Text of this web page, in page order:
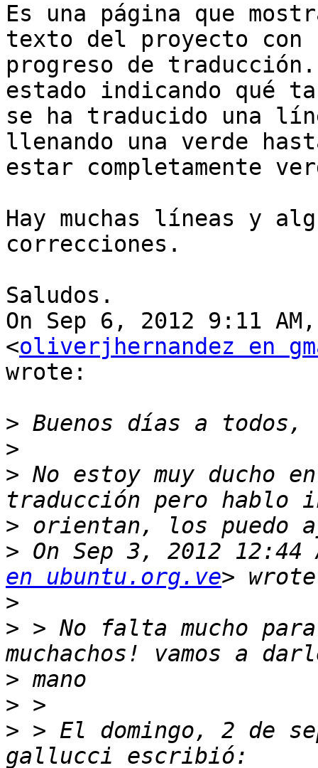
Es una página que
texto del proyecto con
progreso de
estado indicando qué
se ha traducido una
llenando una verde
estar completamente
Hay muchas líneas y
correcciones.
Saludos.
On Sep 6, 2012 9:11
<oliverjhernandez en
wrote:
>
>
> No estoy muy ducho
>
> On Sep 3, 2012
en ubuntu.org.ve
>
> > No falta mucho
>
>
> > El domingo, 2 de